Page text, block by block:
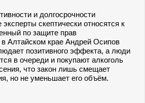
и долгосрочности
эксперты скептически относятся к
по защите прав
Алтайском крае Андрей Осипов
позитивного эффекта, а люди
в очереди и покупают алкоголь
что закон лишь смещает
но не уменьшает его объём.